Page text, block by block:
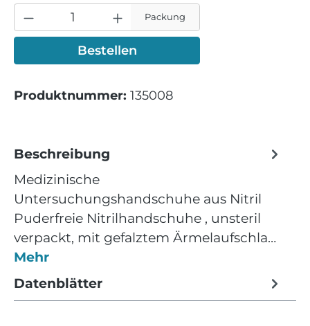
Packung
Bestellen
Produktnummer: 135008
Beschreibung
Medizinische
Untersuchungshandschuhe aus Nitril
Puderfreie Nitrilhandschuhe , unsteril
verpackt, mit gefalztem Ärmelaufschla…
Mehr
Datenblätter